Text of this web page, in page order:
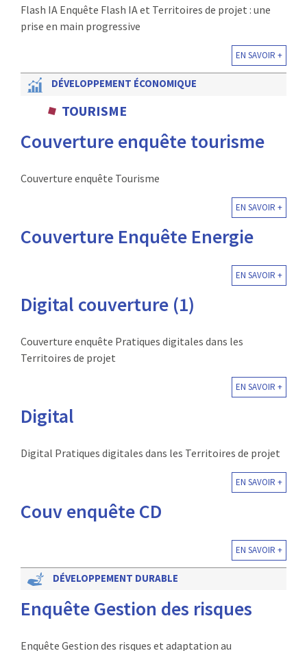
Flash IA Enquête Flash IA et Territoires de projet : une
prise en main progressive
EN SAVOIR +
DÉVELOPPEMENT ÉCONOMIQUE
TOURISME
Couverture enquête tourisme
Couverture enquête Tourisme
EN SAVOIR +
Couverture Enquête Energie
EN SAVOIR +
Digital couverture (1)
Couverture enquête Pratiques digitales dans les
Territoires de projet
EN SAVOIR +
Digital
Digital Pratiques digitales dans les Territoires de projet
EN SAVOIR +
Couv enquête CD
EN SAVOIR +
DÉVELOPPEMENT DURABLE
Enquête Gestion des risques
Enquête Gestion des risques et adaptation au